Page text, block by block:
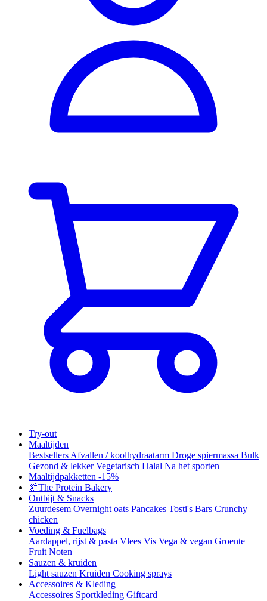
Try-out
Maaltijden
Bestsellers Afvallen / koolhydraatarm Droge spiermassa Bulk
Gezond & lekkerVegetarisch Halal Na het sporten
Maaltijdpakketten -15%
🥐The Protein Bakery
Ontbijt & Snacks
Zuurdesem Overnight oats Pancakes Tosti's Bars Crunchy
chicken
Voeding & Fuelbags
Aardappel, rijst & pasta Vlees Vis Vega & vegan Groente
Fruit Noten
Sauzen & kruiden
Light sauzen Kruiden Cooking sprays
Accessoires & Kleding
Accessoires Sportkleding Giftcard